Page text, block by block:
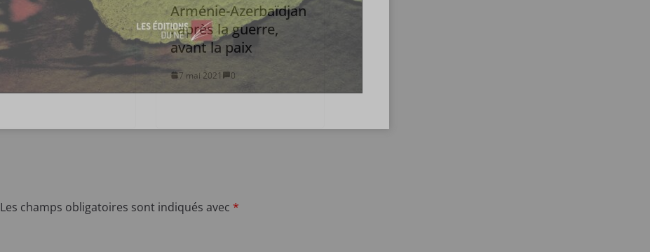
Arménie-Azerbaïdjan
: après la guerre,
avant la paix
7 mai 2021 0
Les champs obligatoires sont indiqués avec *